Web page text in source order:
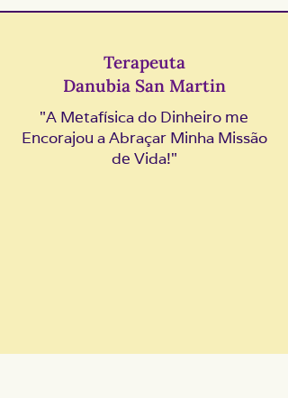
Terapeuta
Danubia San Martin
"A Metafísica do Dinheiro me
Encorajou a Abraçar Minha Missão
de Vida!"